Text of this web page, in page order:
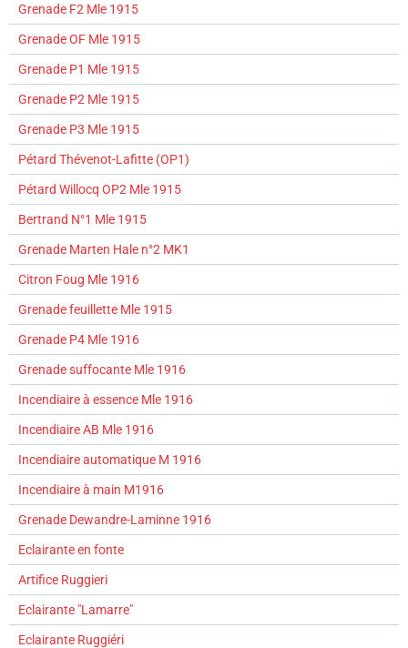
Grenade F2 Mle 1915
Grenade OF Mle 1915
Grenade P1 Mle 1915
Grenade P2 Mle 1915
Grenade P3 Mle 1915
Pétard Thévenot-Lafitte (OP1)
Pétard Willocq OP2 Mle 1915
Bertrand N°1 Mle 1915
Grenade Marten Hale n°2 MK1
Citron Foug Mle 1916
Grenade feuillette Mle 1915
Grenade P4 Mle 1916
Grenade suffocante Mle 1916
Incendiaire à essence Mle 1916
Incendiaire AB Mle 1916
Incendiaire automatique M 1916
Incendiaire à main M1916
Grenade Dewandre-Laminne 1916
Eclairante en fonte
Artifice Ruggieri
Eclairante "Lamarre"
Eclairante Ruggiéri